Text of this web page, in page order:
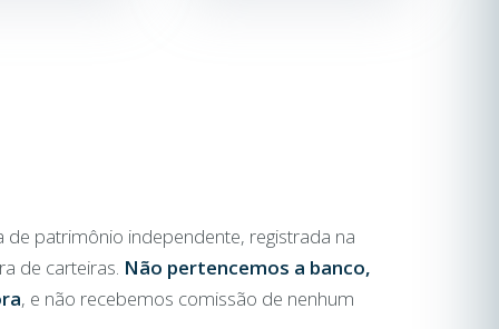
de patrimônio independente, registrada na
de carteiras. Não pertencemos a banco,
, e não recebemos comissão de nenhum